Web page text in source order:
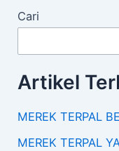
Cari
Artikel
MEREK TERPAL
MEREK TERPAL